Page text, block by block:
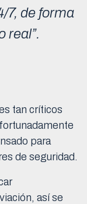
7, de forma
real”.
tan críticos
para
de seguridad.
así se